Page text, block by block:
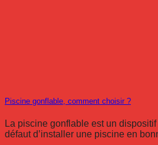
Piscine gonflable, comment choisir ?
La piscine gonflable est un
défaut d’installer une piscine en